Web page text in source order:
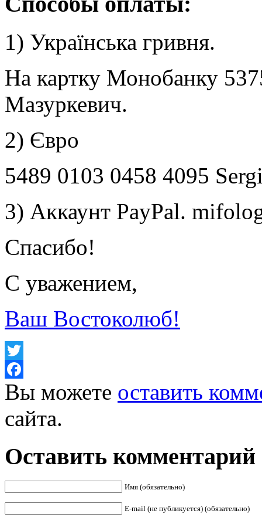
1) Українська гривня.
На картку Монобанку
Мазуркевич.
2) Євро
5489 0103 0458 4095
3) Аккаунт PayPal.
Спасибо!
С уважением,
Ваш Востоколюб!
Twitter
Facebook
Вы можете оставить
сайта.
Оставить комментарий
Имя (обязательно)
E-mail (не публикуется) (обязательно)